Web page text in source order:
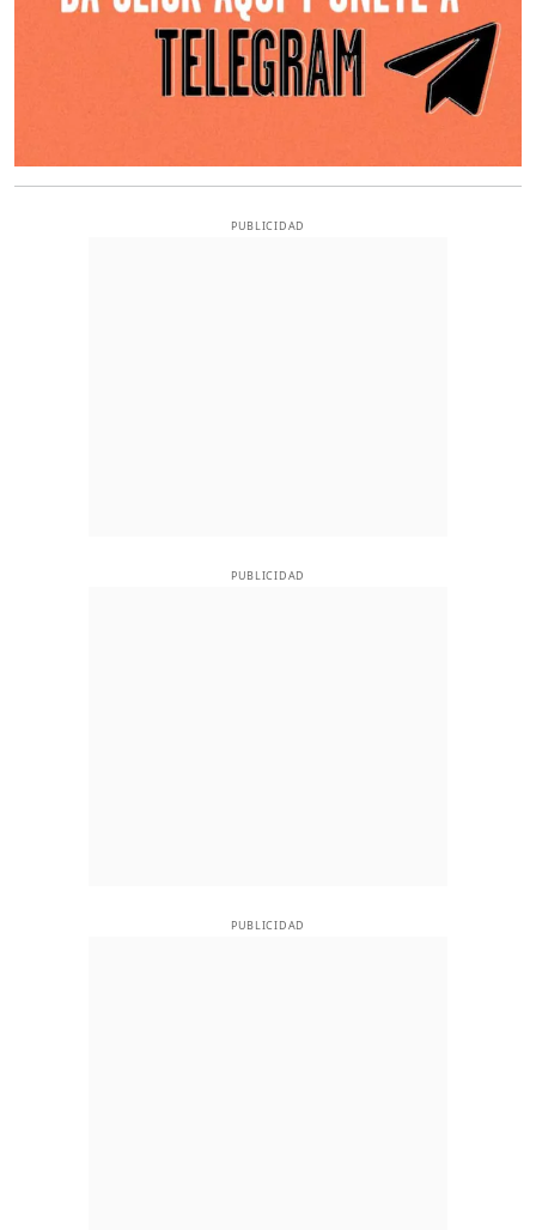
PUBLICIDAD
PUBLICIDAD
PUBLICIDAD